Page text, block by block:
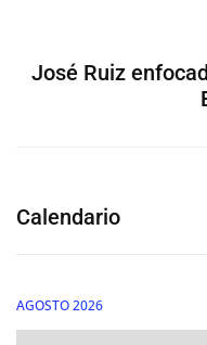
José Ruiz
Calendario
AGOSTO 2026